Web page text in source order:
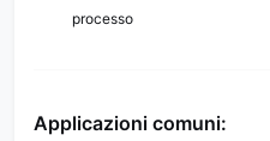
processo
Applicazioni comuni: